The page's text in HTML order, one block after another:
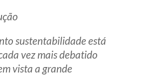
e serviços
Zênite Fácil IA
sustentabilidade está
vez mais debatido
vista a grande